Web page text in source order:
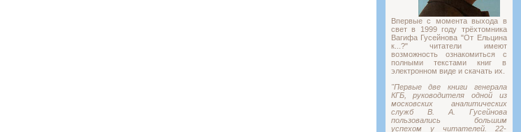
Впервые с момента выхода в
свет в 1999 году трёхтомника
Вагифа Гусейнова "От Ельцина
к...?" читатели имеют
возможность ознакомиться с
полными текстами книг в
электронном виде и скачать их.
"Первые две книги генерала
КГБ, руководителя одной из
московских аналитических
служб В. А. Гусейнова
пользовались большим
успехом у читателей. 22-